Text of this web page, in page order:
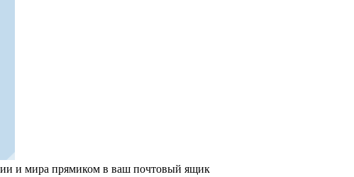
и мира прямиком в ваш почтовый ящик